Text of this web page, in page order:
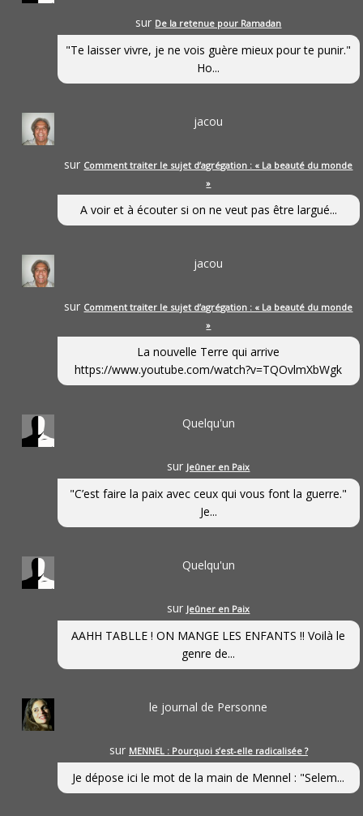
sur De la retenue pour Ramadan
"Te laisser vivre, je ne vois guère mieux pour te punir."
Ho...
jacou
sur Comment traiter le sujet d’agrégation : « La beauté du monde
»
A voir et à écouter si on ne veut pas être largué...
jacou
sur Comment traiter le sujet d’agrégation : « La beauté du monde
»
La nouvelle Terre qui arrive
https://www.youtube.com/watch?v=TQOvlmXbWgk
Quelqu'un
sur Jeûner en Paix
"C’est faire la paix avec ceux qui vous font la guerre."
Je...
Quelqu'un
sur Jeûner en Paix
AAHH TABLLE ! ON MANGE LES ENFANTS !! Voilà le
genre de...
le journal de Personne
sur MENNEL : Pourquoi s’est-elle radicalisée ?
Je dépose ici le mot de la main de Mennel : "Selem...